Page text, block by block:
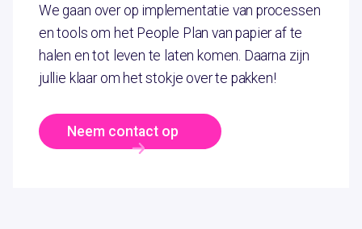
We gaan over op implementatie van processen
en tools om het People Plan van papier af te
halen en tot leven te laten komen. Daarna zijn
jullie klaar om het stokje over te pakken!
Neem contact op